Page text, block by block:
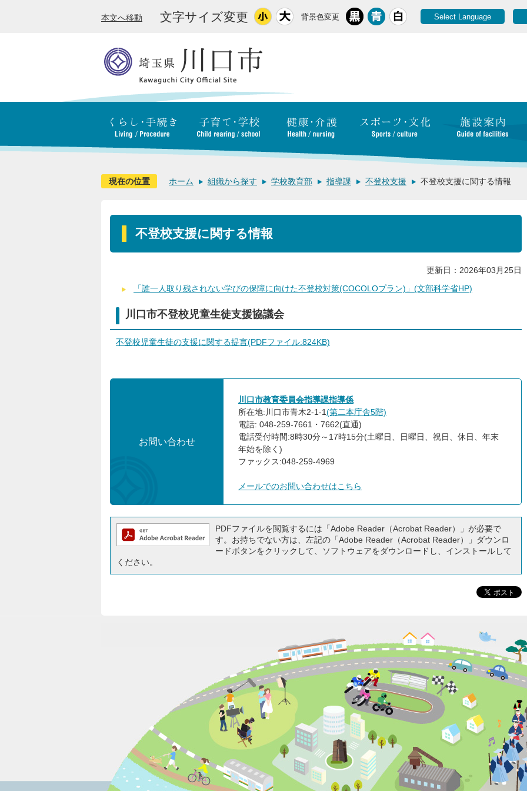
本文へ移動 文字サイズ変更 背景色変更 Select Language
現在の位置 ホーム 組織から探す 学校教育部 指導課 不登校支援 不登校支援に関する情報
不登校支援に関する情報
更新日：2026年03月25日
「誰一人取り残されない学びの保障に向けた不登校対策(COCOLOプラン)」(文部科学省HP)
川口市不登校児童生徒支援協議会
不登校児童生徒の支援に関する提言(PDFファイル:824KB)
お問い合わせ
川口市教育委員会指導課指導係
所在地:川口市青木2-1-1(第二本庁舎5階)
電話: 048-259-7661・7662(直通)
電話受付時間:8時30分～17時15分(土曜日、日曜日、祝日、休日、年末
年始を除く)
ファックス:048-259-4969
メールでのお問い合わせはこちら
PDFファイルを閲覧するには「Adobe Reader（Acrobat Reader）」が必要で
す。お持ちでない方は、左記の「Adobe Reader（Acrobat Reader）」ダウンロ
ードボタンをクリックして、ソフトウェアをダウンロードし、インストールして
ください。